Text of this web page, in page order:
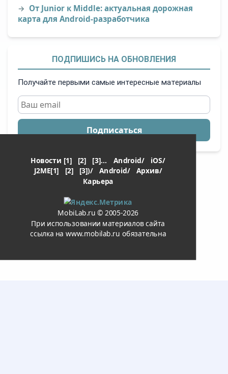
От Junior к Middle: актуальная дорожная
карта для Android-разработчика
ПОДПИШИСЬ НА ОБНОВЛЕНИЯ
Получайте первыми самые интересные материалы
Подписаться
Новости [1] [2] [3]... Android/ iOS/
J2ME[1] [2] [3])/ Android/ Архив/
Карьера
MobiLab.ru © 2005-2026
При использовании материалов сайта
ссылка на www.mobilab.ru обязательна